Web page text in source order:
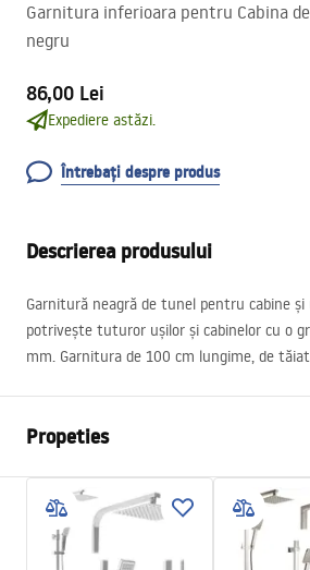
Garnitura inferioara pentru Cabina
negru
86,00 Lei
Expediere astăzi.
Întrebați despre produs
Descrierea produsului
Garnitură neagră de tunel pentru cabine și
potrivește tuturor ușilor și cabinelor cu o
mm. Garnitura de 100 cm lungime, de
Propeties
Destinatie
tuturor
duș